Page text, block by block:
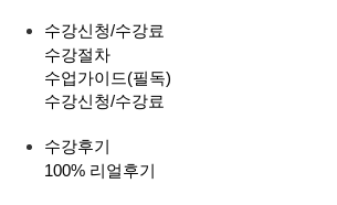
수강신청/수강료
수강절차
수업가이드(필독)
수강신청/수강료
수강후기
100% 리얼후기